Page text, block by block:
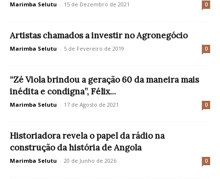
Marimba Selutu - 15 de Dezembro de 2021 0
Artistas chamados a investir no Agronegócio
Marimba Selutu - 5 de Fevereiro de 2019 0
“Zé Viola brindou a geração 60 da maneira mais
inédita e condigna”, Félix...
Marimba Selutu - 17 de Agosto de 2021 0
Historiadora revela o papel da rádio na
construção da história de Angola
Marimba Selutu - 20 de Junho de 2026 0